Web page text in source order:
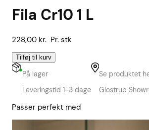
Fila Cr10 1 L
228,00 kr. Pr. stk
Tilføj til kurv
På lager
Leveringstid 1-3 dage
Se produktet
Glostrup
Passer perfekt med